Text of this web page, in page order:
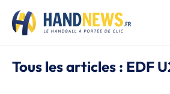
Tous les articles : EDF